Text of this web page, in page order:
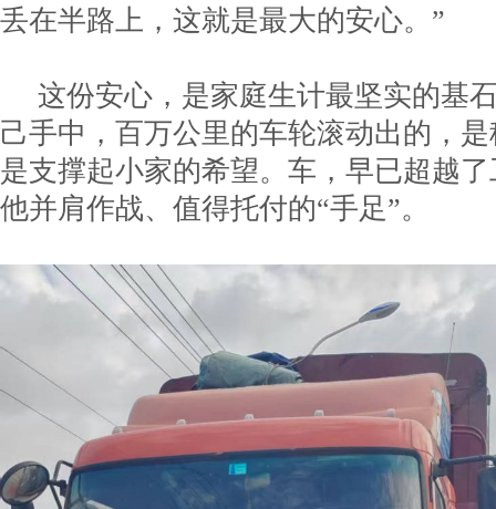
丢在半路上，这就是最大的安心。”
这份安心，是家庭生计最坚实的基
己手中，百万公里的车轮滚动出的，
是支撑起小家的希望。车，早已超越
他并肩作战、值得托付的“手足”。